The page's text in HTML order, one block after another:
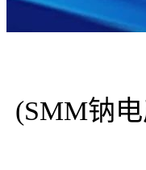
(SMM钠